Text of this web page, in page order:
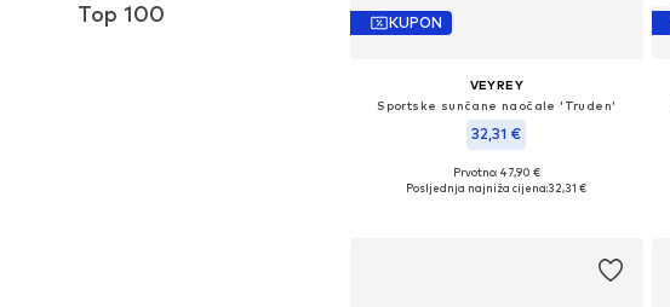
Top 100
KUPON
VEYREY
Sportske sunčane naočale 'Truden'
32,31 €
Dostupne veličine: Einheitsgröße
Prvotno: 47,90 €
Posljednja najniža cijena:32,31 €